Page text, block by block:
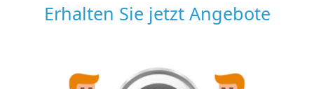
Erhalten Sie jetzt Angebote